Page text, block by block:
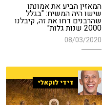
המאזין הביע את אמונתו
שישו היה המשיח: "בגלל
שהרבנים דחו את זה, קיבלנו
2000 שנות גלות"
08/03/2020
דידי לוקאלי